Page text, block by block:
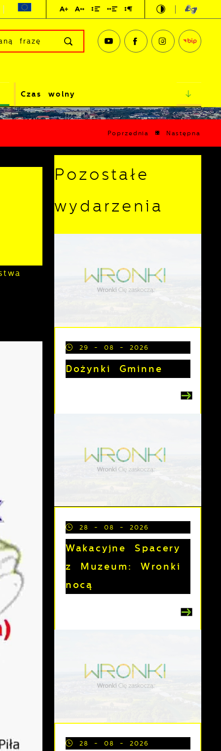
Czas wolny
Poprzednia Następna
Pozostałe
wydarzenia
29 - 08 - 2026
Dożynki Gminne
28 - 08 - 2026
Wakacyjne Spacery
z Muzeum: Wronki
nocą
28 - 08 - 2026